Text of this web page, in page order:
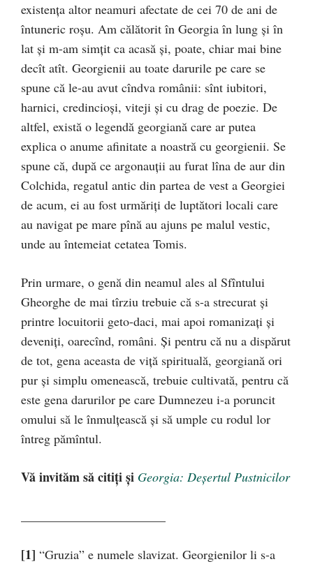
existenţa altor neamuri afectate de cei 70 de ani de
întuneric roşu. Am călătorit în Georgia în lung şi în
lat şi m-am simţit ca acasă şi, poate, chiar mai bine
decît atît. Georgienii au toate darurile pe care se
spune că le-au avut cîndva românii: sînt iubitori,
harnici, credincioşi, viteji şi cu drag de poezie. De
altfel, există o legendă georgiană care ar putea
explica o anume afinitate a noastră cu georgienii. Se
spune că, după ce argonauţii au furat lîna de aur din
Colchida, regatul antic din partea de vest a Georgiei
de acum, ei au fost urmăriţi de luptători locali care
au navigat pe mare pînă au ajuns pe malul vestic,
unde au întemeiat cetatea Tomis.
Prin urmare, o genă din neamul ales al Sfîntului
Gheorghe de mai tîrziu trebuie că s-a strecurat şi
printre locuitorii geto-daci, mai apoi romanizaţi şi
deveniţi, oarecînd, români. Şi pentru că nu a dispărut
de tot, gena aceasta de viţă spirituală, georgiană ori
pur şi simplu omenească, trebuie cultivată, pentru că
este gena darurilor pe care Dumnezeu i-a poruncit
omului să le înmulţească şi să umple cu rodul lor
întreg pămîntul.
Vă invităm să citiți și Georgia: Deșertul Pustnicilor
[1] “Gruzia” e numele slavizat. Georgienilor li s-a